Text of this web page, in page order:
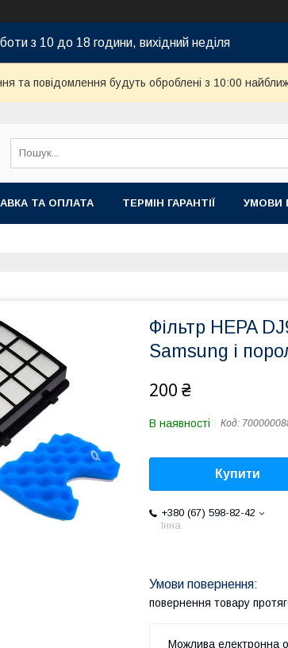
з 10 до 18 години, вихідний неділя
та повідомлення будуть оброблені з 10:00
ТА ОПЛАТА ТЕРМІН ГАРАНТІЇ УМОВИ
Фільтр HEPA
Samsung і
200 ₴
В наявності Код:
Купити
+380 (67) 598-82-42
Інна
повернення товару